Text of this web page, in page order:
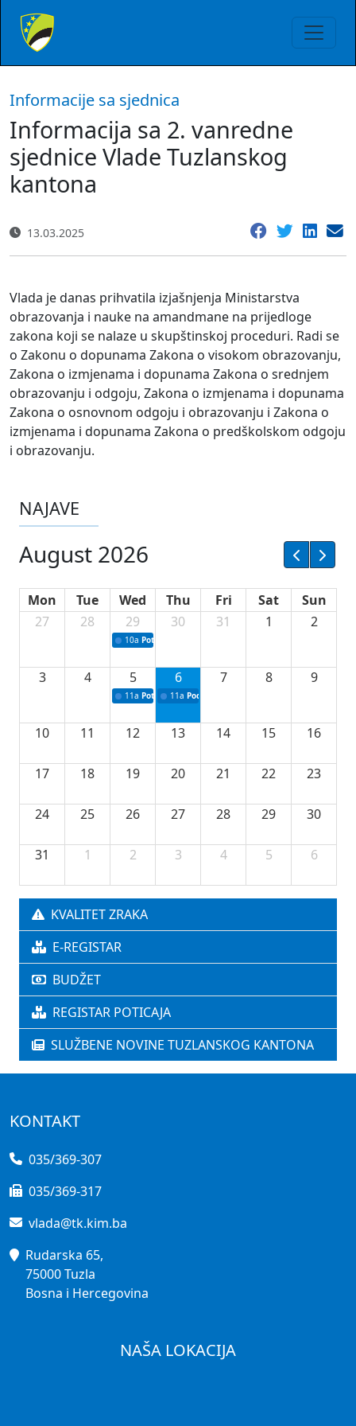
Informacije sa sjednica
Informacija sa 2. vanredne
sjednice Vlade Tuzlanskog
kantona
13.03.2025
Vlada je danas prihvatila izjašnjenja Ministarstva
obrazovanja i nauke na amandmane na prijedloge
zakona koji se nalaze u skupštinskoj proceduri. Radi se
o Zakonu o dopunama Zakona o visokom obrazovanju,
Zakona o izmjenama i dopunama Zakona o srednjem
obrazovanju i odgoju, Zakona o izmjenama i dopunama
Zakona o osnovnom odgoju i obrazovanju i Zakona o
izmjenama i dopunama Zakona o predškolskom odgoju
i obrazovanju.
NAJAVE
August 2026
Mon Tue Wed Thu Fri Sat
Sun
27
28 29
10a Potpisivanje ugovora sa neprofitnim
30 31 1 2
3 4 5
11a Potpisivanje ugovora o stipendijama za
6
11a Podrška razvoju vodne infrastrukture u
7 8 9
10 11 12 13 14 15 16
17 18 19 20 21 22 23
24 25 26 27 28 29 30
31 1 2 3 4 5 6
KVALITET ZRAKA
E-REGISTAR
BUDŽET
REGISTAR POTICAJA
SLUŽBENE NOVINE TUZLANSKOG KANTONA
KONTAKT
035/369-307
035/369-317
vlada@tk.kim.ba
Rudarska 65,
75000 Tuzla
Bosna i Hercegovina
NAŠA LOKACIJA